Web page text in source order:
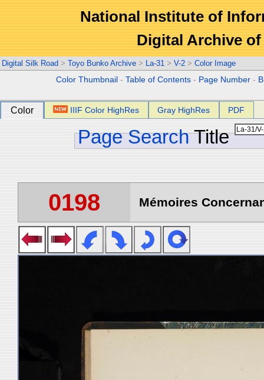
National Institute of
Digital Archive
Digital Silk Road > Toyo Bunko Archive > La-31 > V-2 > Color Image
Color Thumbnail -Table of Contents - Page Number -
Color IIIF Color HighRes Gray HighRes PDF
Page Search Title
0198 Mémoires